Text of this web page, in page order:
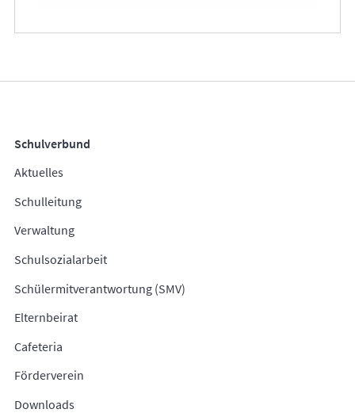
Schulverbund
Aktuelles
Schulleitung
Verwaltung
Schulsozialarbeit
Schülermitverantwortung (SMV)
Elternbeirat
Cafeteria
Förderverein
Downloads